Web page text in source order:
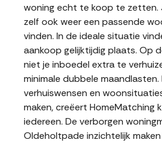
woning echt te koop te zetten.
zelf ook weer een passende
vinden. In de ideale situatie
aankoop gelijktijdig plaats. Op
niet je inboedel extra te
minimale dubbele maandlasten.
verhuiswensen en
maken, creëert HomeMatching
iedereen. De verborgen
Oldeholtpade inzichtelijk